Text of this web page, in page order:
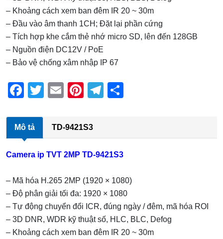
– Khoảng cách xem ban đêm IR 20 ~ 30m
– Đầu vào âm thanh 1CH; Đặt lại phần cứng
– Tích hợp khe cắm thẻ nhớ micro SD, lên đến 128GB
– Nguồn điện DC12V / PoE
– Bảo vệ chống xâm nhập IP 67
F
c
e
b
o
k
T
tt
er
E
ail
Pi
er
e
st
T
gr
a
e
Mô tả TD-9421S3
Camera ip TVT 2MP TD-9421S3
– Mã hóa H.265 2MP (1920 × 1080)
– Độ phân giải tối đa: 1920 × 1080
– Tự động chuyển đổi ICR, đúng ngày / đêm, mã hóa ROI
– 3D DNR, WDR kỹ thuật số, HLC, BLC, Defog
– Khoảng cách xem ban đêm IR 20 ~ 30m